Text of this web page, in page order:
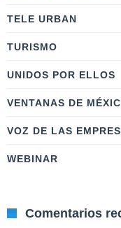
TELE URBAN
TURISMO
UNIDOS POR ELLOS
VENTANAS DE
VOZ DE LAS
WEBINAR
Comentarios